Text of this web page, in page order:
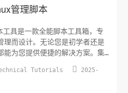
管理脚本
是一款全能脚本工具箱，专
而设计。无论您是初学者还是
能为您提供便捷的解决方案。集
快速搭建网站，站点优化、防
并且整合了各类系统工具面板
Tutorials 
2025-